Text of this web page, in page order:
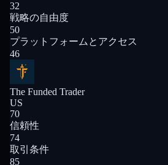
32
戦略の自由度
50
プラットフォームとアクセス
46
The Funded Trader
US
70
信頼性
74
取引条件
85